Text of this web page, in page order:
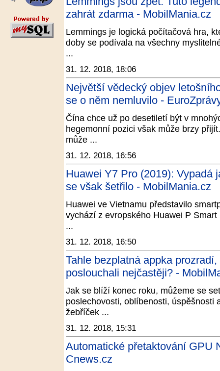
zahrát zdarma - MobilMania.cz
Lemmings je logická počítačová hra,
doby se podívala na všechny
...
31. 12. 2018, 18:06
Největší vědecký objev
se o něm nemluvilo -
Čína chce už po desetiletí být v
hegemonní pozici však může brzy
může ...
31. 12. 2018, 16:56
Huawei Y7 Pro (2019): Vypadá
se však šetřilo - MobilMania.cz
Huawei ve Vietnamu představilo
vychází z evropského Huawei P
...
31. 12. 2018, 16:50
Tahle bezplatná appka
poslouchali nejčastěji? -
Jak se blíží konec roku, můžeme se
poslechovosti, oblíbenosti, úspěšnosti
žebříček ...
31. 12. 2018, 15:31
Automatické přetaktování GPU
Cnews.cz